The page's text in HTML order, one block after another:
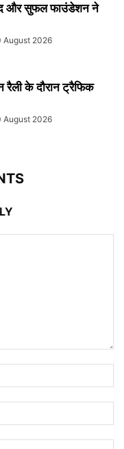
और सुफल फाउंडेशन ने
August 2026
रैली के दौरान ट्रैफिक
August 2026